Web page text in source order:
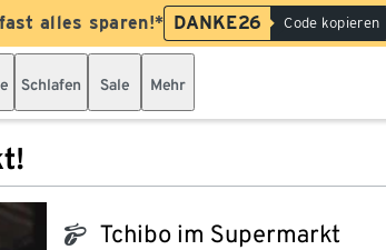
alles sparen!* DANKE26 Code kopieren
Schlafen Sale Mehr
tchibo_logo Tchibo im Supermarkt